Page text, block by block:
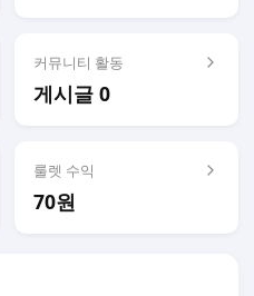
커뮤니티 활동
게시글 0
룰렛 수익
70원